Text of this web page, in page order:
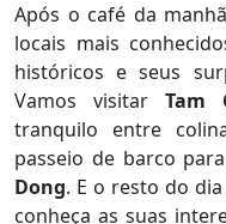
Após o café da
locais mais
históricos e seus
Vamos visitar Tam
tranquilo entre
passeio de barco
Dong. E o resto do
conheça as suas